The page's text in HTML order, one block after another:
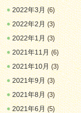
2022年3月(6)
2022年2月(3)
2022年1月(3)
2021年11月(6)
2021年10月(3)
2021年9月(3)
2021年8月(3)
2021年6月(5)